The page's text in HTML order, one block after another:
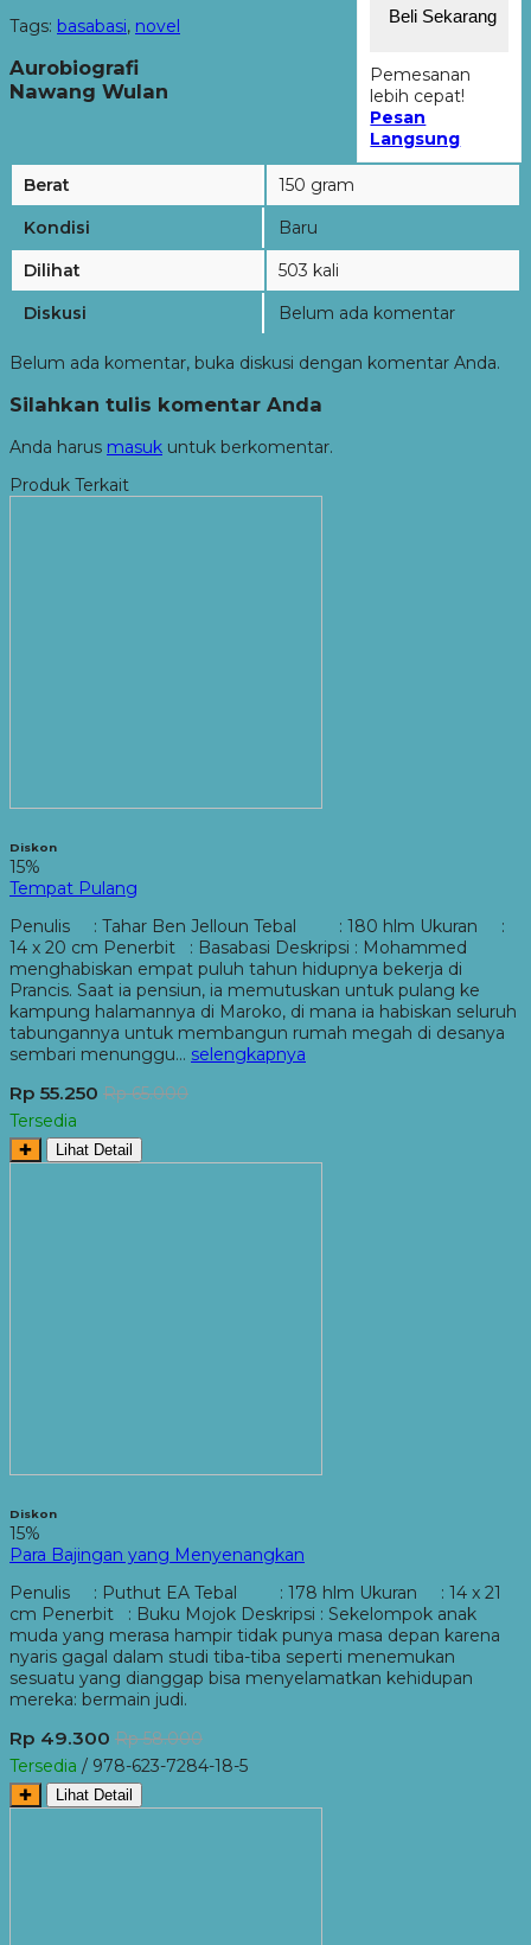
Beli Sekarang
Pemesanan
lebih cepat!
Pesan
Langsung
Tags: basabasi, novel
Aurobiografi
Nawang Wulan
Berat
150 gram
Kondisi
Baru
Dilihat
503 kali
Diskusi
Belum ada komentar
Belum ada komentar, buka diskusi dengan komentar Anda.
Silahkan tulis komentar Anda
Anda harus masuk untuk berkomentar.
Produk Terkait
Diskon
15%
Tempat Pulang
Penulis : Tahar Ben Jelloun Tebal : 180 hlm Ukuran :
14 x 20 cm Penerbit : Basabasi Deskripsi : Mohammed
menghabiskan empat puluh tahun hidupnya bekerja di
Prancis. Saat ia pensiun, ia memutuskan untuk pulang ke
kampung halamannya di Maroko, di mana ia habiskan seluruh
tabungannya untuk membangun rumah megah di desanya
sembari menunggu… selengkapnya
Rp 55.250 Rp 65.000
Tersedia
✚ Lihat Detail
Diskon
15%
Para Bajingan yang Menyenangkan
Penulis : Puthut EA Tebal : 178 hlm Ukuran : 14 x 21
cm Penerbit : Buku Mojok Deskripsi : Sekelompok anak
muda yang merasa hampir tidak punya masa depan karena
nyaris gagal dalam studi tiba-tiba seperti menemukan
sesuatu yang dianggap bisa menyelamatkan kehidupan
mereka: bermain judi.
Rp 49.300 Rp 58.000
Tersedia / 978-623-7284-18-5
✚ Lihat Detail